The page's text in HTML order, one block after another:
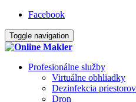
Facebook
Toggle navigation
Profesionálne služby
Virtuálne obhliadky
Dezinfekcia priestorov
Dron